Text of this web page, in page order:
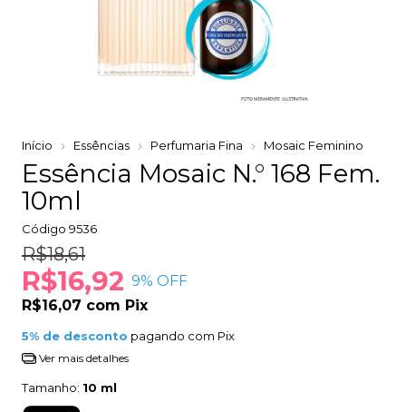
Início Essências Perfumaria Fina Mosaic Feminino
Essência Mosaic N.° 168 Fem.
10ml
Código 9536
R$18,61
R$16,92 9% OFF
R$16,07 com Pix
5% de desconto pagando com Pix
Ver mais detalhes
Tamanho: 10 ml